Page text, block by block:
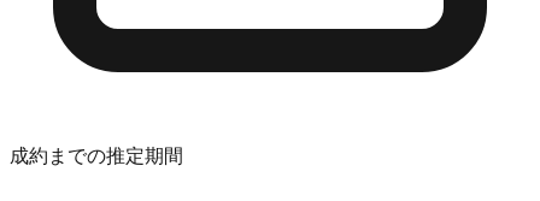
成約までの推定期間